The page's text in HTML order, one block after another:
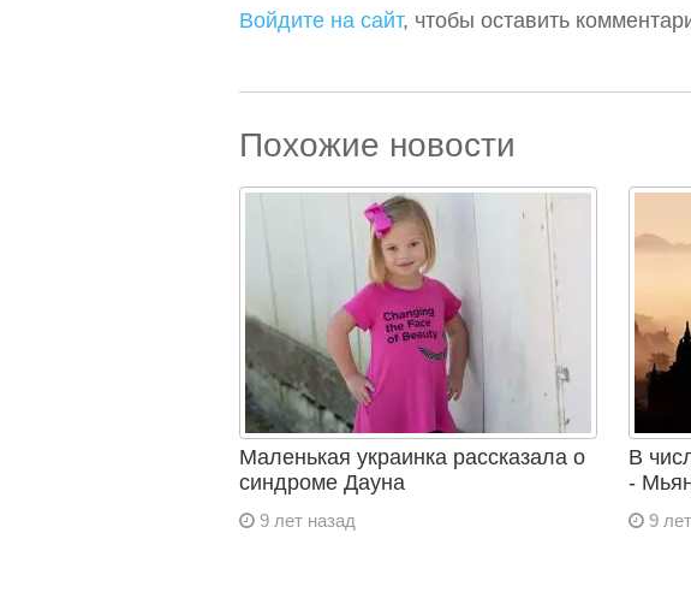
Войдите на сайт, чтобы оставить
Похожие новости
Маленькая украинка рассказала о
синдроме Дауна
9 лет назад
В
-
9